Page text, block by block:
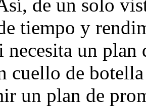
de un solo
tiempo y
necesita un
cuello de
un plan de